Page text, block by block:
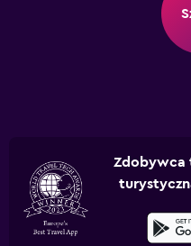
Zdobywca